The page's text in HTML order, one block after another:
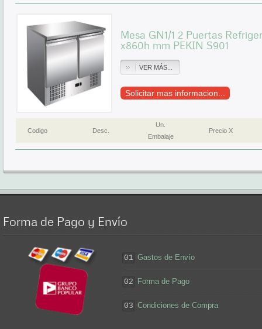
Mesa GN1/1 2 Puertas
x860h mm PEKIN S901
VER MÁS...
Solicitar mas informacion...
Codigo Desc.
Un.
Embalaje
Precio X
Forma de Pago y Envío
01 Gastos de Envío
02 Forma de Pago
03 Condiciones de Compra